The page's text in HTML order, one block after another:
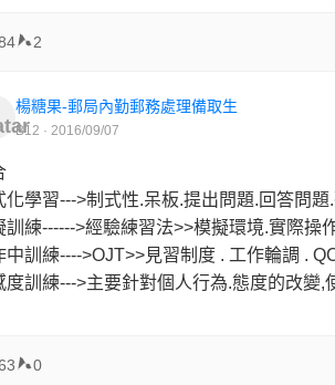
2
楊糖果-郵局內勤郵務處理備取生
B12 · 2016/09/07
化學習--->制式性.呆板.提出問題.回答問
訓練------>經驗練習法>>模擬環境.實際操
中訓練---->OJT>>見習制度 . 工作輪調 .
度訓練--->主要針對個人行為.態度的改變,
0